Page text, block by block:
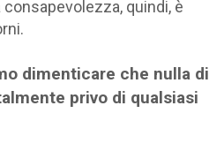
quindi, è
dimenticare che nulla di
privo di qualsiasi